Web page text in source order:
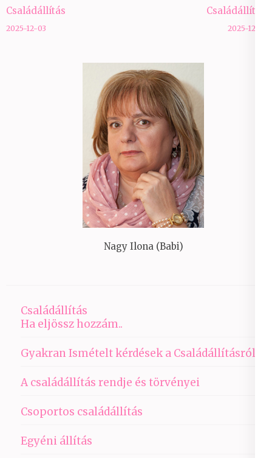
Bejegyzés
navigáció
Családállítás
2025-12-03
Családállítás
2025-12-10
Nagy Ilona (Babi)
Családállítás
Ha eljössz hozzám..
Gyakran Ismételt kérdések a Családállításról
A családállítás rendje és törvényei
Csoportos családállítás
Egyéni állítás